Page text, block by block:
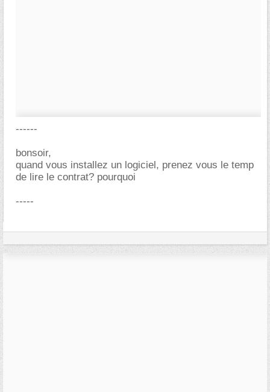
------
bonsoir,
quand vous installez un logiciel, prenez vous le temp
de lire le contrat? pourquoi
-----